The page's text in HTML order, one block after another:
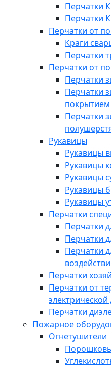
Перчатки
Перчатки
Перчатки от
Краги
Перчатки
Перчатки от
Перчатки
Перчатки
покрытием
Перчатки
Рукавицы
Рукавицы
Рукавицы
Рукавицы
Рукавицы
Рукавицы
Перчатки
Перчатки
Перчатки
Перчатки
Перчатки
Перчатки от
электрической
Перчатки
Пожарное
Огнетушители